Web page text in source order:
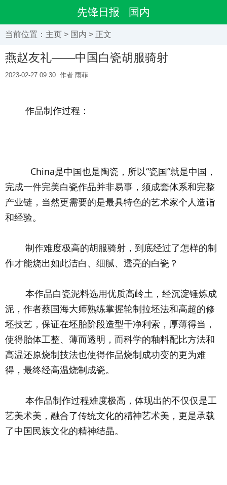
先锋日报 国内
当前位置： 主页 > 国内 > 正文
燕赵友礼——中国白瓷胡服骑射
2023-02-27 09:30 作者:雨菲
	作品制作过程：
完成一件完美白瓷作品并非易事，须成套体系和完整
产业链，当然更需要的是最具特色的艺术家个人造诣
和经验。
作才能烧出如此洁白、细腻、透亮的白瓷？
泥，作者蔡国海大师熟练掌握轮制拉坯法和高超的修
坯技艺，保证在坯胎阶段造型干净利索，厚薄得当，
使得胎体工整、薄而透明，而科学的釉料配比方法和
高温还原烧制技法也使得作品烧制成功变的更为难
得，最终经高温烧制成瓷。
艺美术美，融合了传统文化的精神艺术美，更是承载
了中国民族文化的精神结晶。